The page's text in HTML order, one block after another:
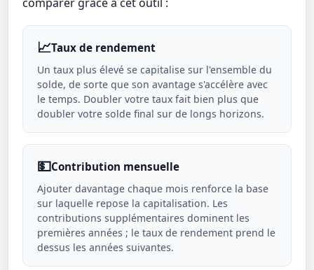
📈Taux de rendement
Un taux plus élevé se capitalise sur l'ensemble du
solde, de sorte que son avantage s'accélère avec
le temps. Doubler votre taux fait bien plus que
doubler votre solde final sur de longs horizons.
💵Contribution mensuelle
Ajouter davantage chaque mois renforce la base
sur laquelle repose la capitalisation. Les
contributions supplémentaires dominent les
premières années ; le taux de rendement prend le
dessus les années suivantes.